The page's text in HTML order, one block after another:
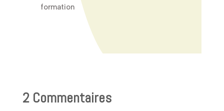
formation
2 Commentaires